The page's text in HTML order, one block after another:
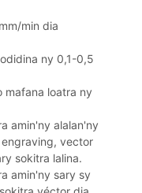
min dia
ny 0,1-0,5
mafana loatra ny
amin'ny alalan'ny
vector
sokitra lalina.
amin'ny sary sy